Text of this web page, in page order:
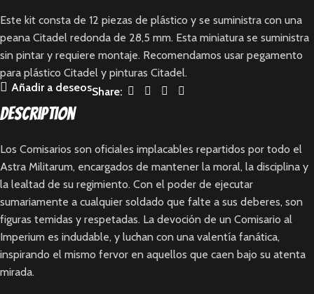
Este kit consta de 12 piezas de plástico y se suministra con una
peana Citadel redonda de 28,5 mm. Esta miniatura se suministra
sin pintar y requiere montaje. Recomendamos usar pegamento
para plástico Citadel y pinturas Citadel.
Añadir a deseosShare:
Description
Los Comisarios son oficiales implacables repartidos por todo el
Astra Militarum, encargados de mantener la moral, la disciplina y
la lealtad de su regimiento. Con el poder de ejecutar
sumariamente a cualquier soldado que falte a sus deberes, son
figuras temidas y respetadas. La devoción de un Comisario al
Imperium es indudable, y luchan con una valentía fanática,
inspirando el mismo fervor en aquellos que caen bajo su atenta
mirada.